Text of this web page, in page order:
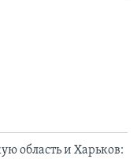
область и Харьков: